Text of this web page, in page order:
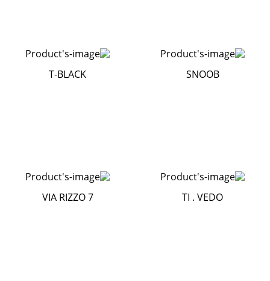
SNOOB
T-BLACK
TI . VEDO
VIA RIZZO 7